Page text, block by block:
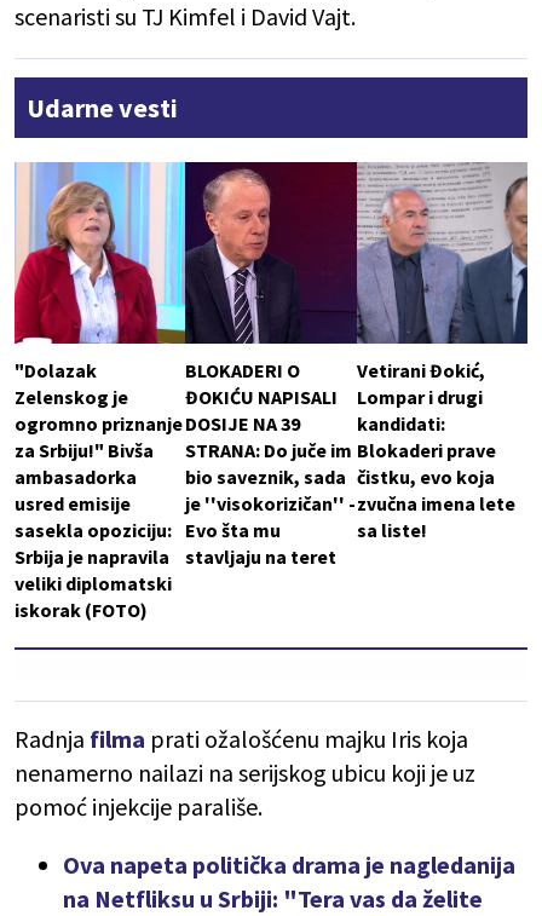
scenaristi su TJ Kimfel i David Vajt.
Udarne vesti
"Dolazak
Zelenskog je
ogromno priznanje
za Srbiju!" Bivša
ambasadorka
usred emisije
sasekla opoziciju:
Srbija je napravila
veliki diplomatski
iskorak (FOTO)
BLOKADERI O
ĐOKIĆU NAPISALI
DOSIJE NA 39
STRANA: Do juče im
bio saveznik, sada
je ''visokorizičan'' -
Evo šta mu
stavljaju na teret
Vetirani Đokić,
Lompar i drugi
kandidati:
Blokaderi prave
čistku, evo koja
zvučna imena lete
sa liste!
Radnja filma prati ožalošćenu majku Iris koja
nenamerno nailazi na serijskog ubicu koji je uz
pomoć injekcije parališe.
Ova napeta politička drama je nagledanija
na Netfliksu u Srbiji: "Tera vas da želite